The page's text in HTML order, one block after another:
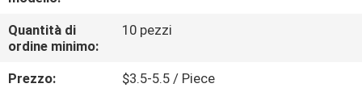
CONTROLLO
DELLA
Quantità di
ordine minimo:
10 pezzi
Prezzo:
$3.5-5.5 / Piece